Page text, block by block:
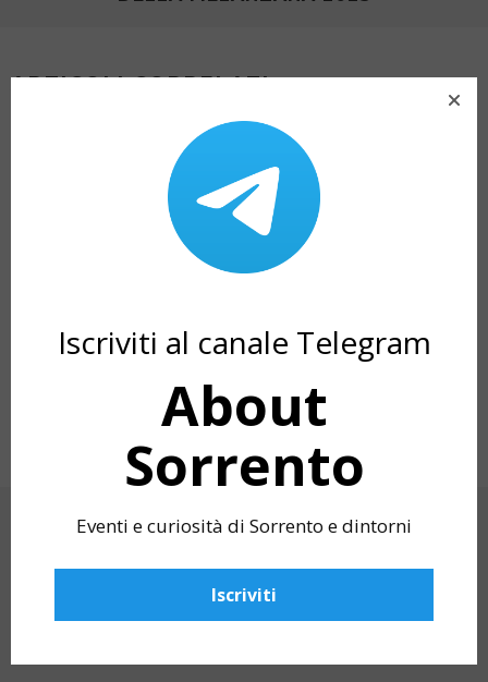
ARTICOLI CORRELATI
THE PATH OF THE GODS: AN
ENCHANTING AND BREATHTAKING
CERCA
Iscriviti al canale Telegram
About
Sorrento
Eventi e curiosità di Sorrento e dintorni
Iscriviti